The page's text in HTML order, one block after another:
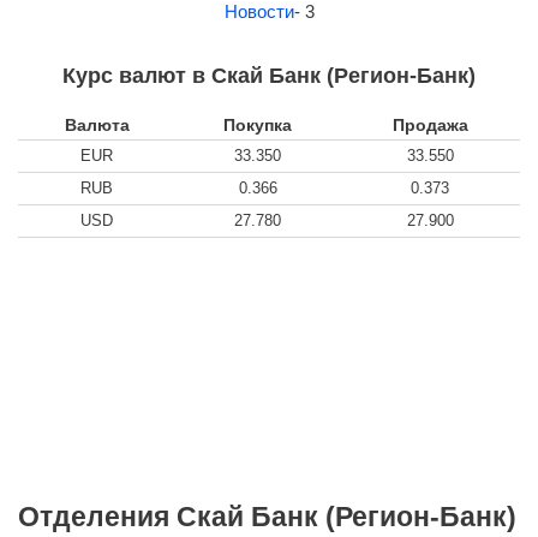
Новости- 3
Курс валют в Скай Банк (Регион-Банк)
Валюта Покупка Продажа
EUR 33.350
33.550
RUB
0.366
0.373
USD
27.780 27.900
Отделения Скай Банк (Регион-Банк)